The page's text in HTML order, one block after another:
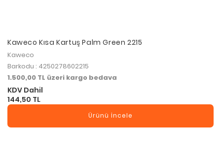
Kaweco Kısa Kartuş Palm Green 2215
Kaweco
Barkodu : 4250278602215
1.500,00 TL üzeri kargo bedava
KDV Dahil
144,50 TL
Ürünü İncele